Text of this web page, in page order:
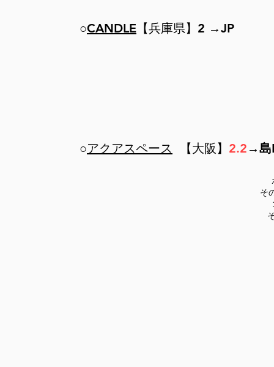
○CANDLE 【兵庫県】2 →JP
○アクアスペース 【大阪】 2.2 →島
そ